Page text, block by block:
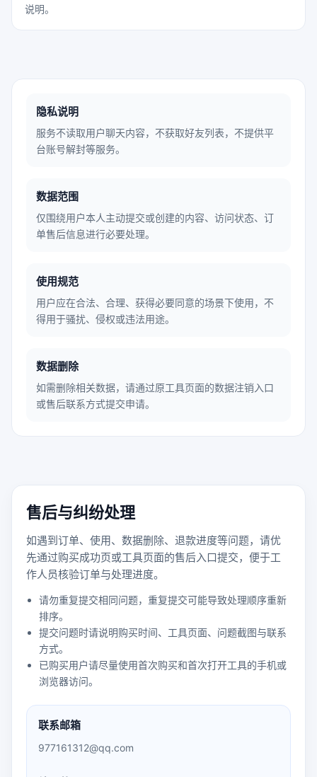
说明。
隐私说明
服务不读取用户聊天内容，不获取好友列表，不提供平
台账号解封等服务。
数据范围
仅围绕用户本人主动提交或创建的内容、访问状态、订
单售后信息进行必要处理。
使用规范
用户应在合法、合理、获得必要同意的场景下使用，不
得用于骚扰、侵权或违法用途。
数据删除
如需删除相关数据，请通过原工具页面的数据注销入口
或售后联系方式提交申请。
售后与纠纷处理
如遇到订单、使用、数据删除、退款进度等问题，请优
先通过购买成功页或工具页面的售后入口提交，便于工
作人员核验订单与处理进度。
请勿重复提交相同问题，重复提交可能导致处理顺序重新
排序。
提交问题时请说明购买时间、工具页面、问题截图与联系
方式。
已购买用户请尽量使用首次购买和首次打开工具的手机或
浏览器访问。
联系邮箱
977161312@qq.com